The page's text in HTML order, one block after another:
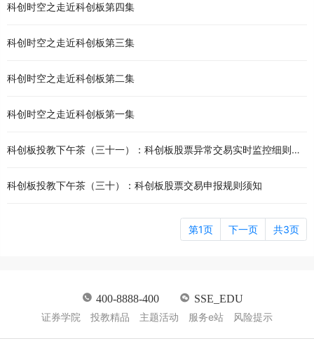
科创时空之走近科创板第四集
科创时空之走近科创板第三集
科创时空之走近科创板第二集
科创时空之走近科创板第一集
科创板投教下午茶（三十一）：科创板股票异常交易实时监控细则速递（一）
科创板投教下午茶（三十）：科创板股票交易申报规则须知
第1页 下一页 共3页
400-8888-400 SSE_EDU
证券学院 投教精品 主题活动 服务e站 风险提示